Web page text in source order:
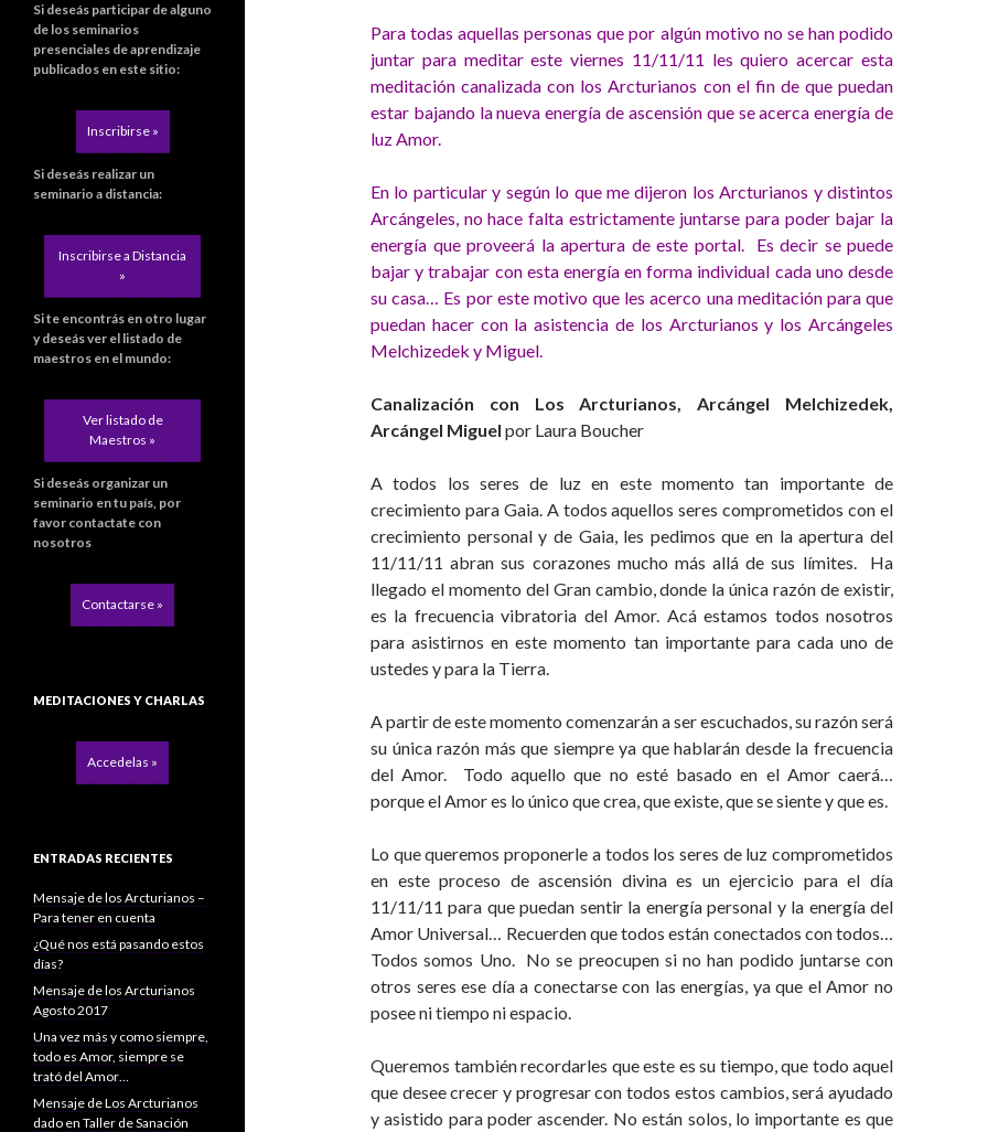
Para todas aquellas personas que por algún motivo no se han podido
juntar para meditar este viernes 11/11/11 les quiero acercar esta
meditación canalizada con los Arcturianos con el fin de que puedan
estar bajando la nueva energía de ascensión que se acerca energía de
luz Amor.
En lo particular y según lo que me dijeron los Arcturianos y distintos
Arcángeles, no hace falta estrictamente juntarse para poder bajar la
energía que proveerá la apertura de este portal. Es decir se puede
bajar y trabajar con esta energía en forma individual cada uno desde
su casa… Es por este motivo que les acerco una meditación para que
puedan hacer con la asistencia de los Arcturianos y los Arcángeles
Melchizedek y Miguel.
Canalización con Los Arcturianos, Arcángel Melchizedek,
Arcángel Miguel por Laura Boucher
A todos los seres de luz en este momento tan importante de
crecimiento para Gaia. A todos aquellos seres comprometidos con el
crecimiento personal y de Gaia, les pedimos que en la apertura del
11/11/11 abran sus corazones mucho más allá de sus límites. Ha
llegado el momento del Gran cambio, donde la única razón de existir,
es la frecuencia vibratoria del Amor. Acá estamos todos nosotros
para asistirnos en este momento tan importante para cada uno de
ustedes y para la Tierra.
A partir de este momento comenzarán a ser escuchados, su razón será
su única razón más que siempre ya que hablarán desde la frecuencia
del Amor. Todo aquello que no esté basado en el Amor caerá…
porque el Amor es lo único que crea, que existe, que se siente y que es.
Lo que queremos proponerle a todos los seres de luz comprometidos
en este proceso de ascensión divina es un ejercicio para el día
11/11/11 para que puedan sentir la energía personal y la energía del
Amor Universal… Recuerden que todos están conectados con todos…
Todos somos Uno. No se preocupen si no han podido juntarse con
otros seres ese día a conectarse con las energías, ya que el Amor no
posee ni tiempo ni espacio.
Queremos también recordarles que este es su tiempo, que todo aquel
que desee crecer y progresar con todos estos cambios, será ayudado
y asistido para poder ascender. No están solos, lo importante es que
Si deseás participar de alguno
de los seminarios
presenciales de aprendizaje
publicados en este sitio:
Inscribirse »
Si deseás realizar un
seminario a distancia:
Inscribirse a Distancia
»
Si te encontrás en otro lugar
y deseás ver el listado de
maestros en el mundo:
Ver listado de
Maestros »
Si deseás organizar un
seminario en tu país, por
favor contactate con
nosotros
Contactarse »
MEDITACIONES Y CHARLAS
Accedelas »
ENTRADAS RECIENTES
Mensaje de los Arcturianos –
Para tener en cuenta
¿Qué nos está pasando estos
días?
Mensaje de los Arcturianos
Agosto 2017
Una vez más y como siempre,
todo es Amor, siempre se
trató del Amor…
Mensaje de Los Arcturianos
dado en Taller de Sanación